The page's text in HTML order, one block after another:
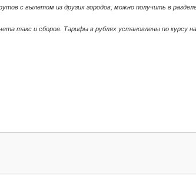
с вылетом из других городов, можно получить в
такс и сборов. Тарифы в рублях установлены по курсу